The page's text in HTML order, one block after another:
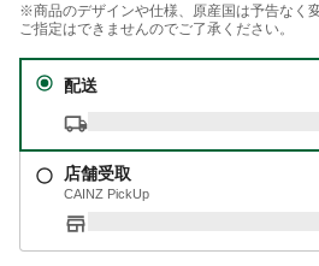
※商品のデザインや仕様、原産国は予告なく
ご指定はできませんのでご了承ください。
配送
店舗受取
CAINZ PickUp